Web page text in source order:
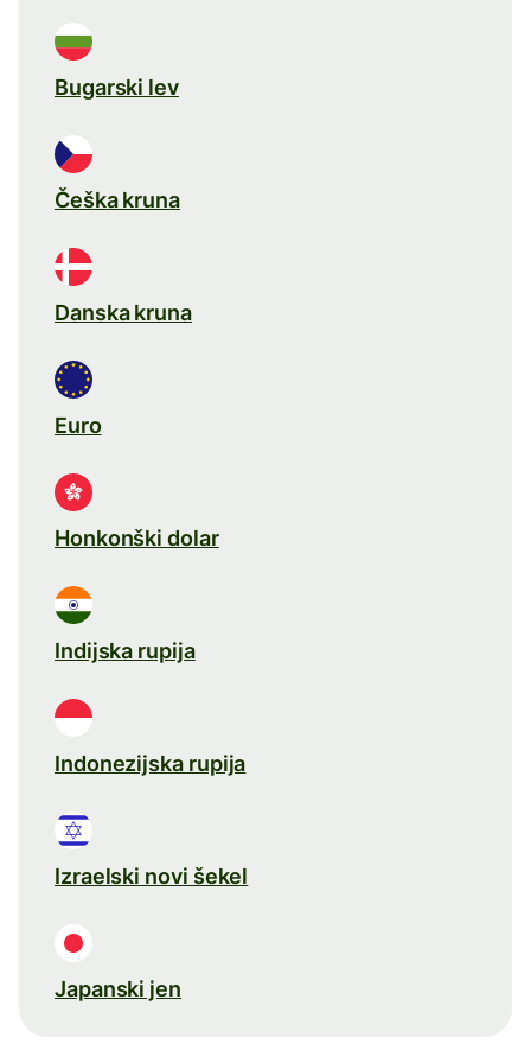
Bugarski lev
Češka kruna
Danska kruna
Euro
Honkonški dolar
Indijska rupija
Indonezijska rupija
Izraelski novi šekel
Japanski jen